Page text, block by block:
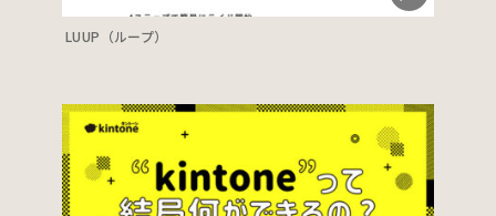
LUUP（ループ）